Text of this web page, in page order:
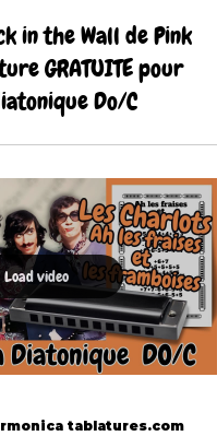
in the Wall de Pink
GRATUITE pour
Do/C
Load video
tablatures.com